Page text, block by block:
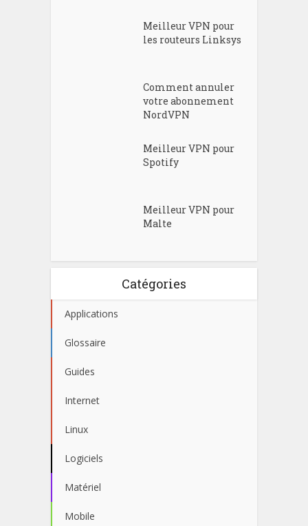
Meilleur VPN pour
les routeurs Linksys
Comment annuler
votre abonnement
NordVPN
Meilleur VPN pour
Spotify
Meilleur VPN pour
Malte
Catégories
Applications
Glossaire
Guides
Internet
Linux
Logiciels
Matériel
Mobile